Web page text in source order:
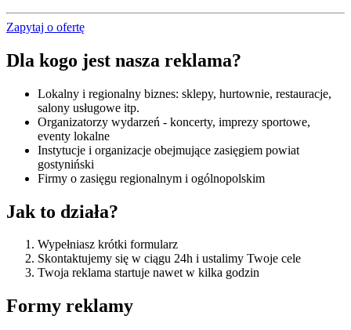
Zapytaj o ofertę
Dla kogo jest nasza reklama?
Lokalny i regionalny biznes: sklepy, hurtownie, restauracje,
salony usługowe itp.
Organizatorzy wydarzeń - koncerty, imprezy sportowe,
eventy lokalne
Instytucje i organizacje obejmujące zasięgiem powiat
gostyniński
Firmy o zasięgu regionalnym i ogólnopolskim
Jak to działa?
Wypełniasz krótki formularz
Skontaktujemy się w ciągu 24h i ustalimy Twoje cele
Twoja reklama startuje nawet w kilka godzin
Formy reklamy